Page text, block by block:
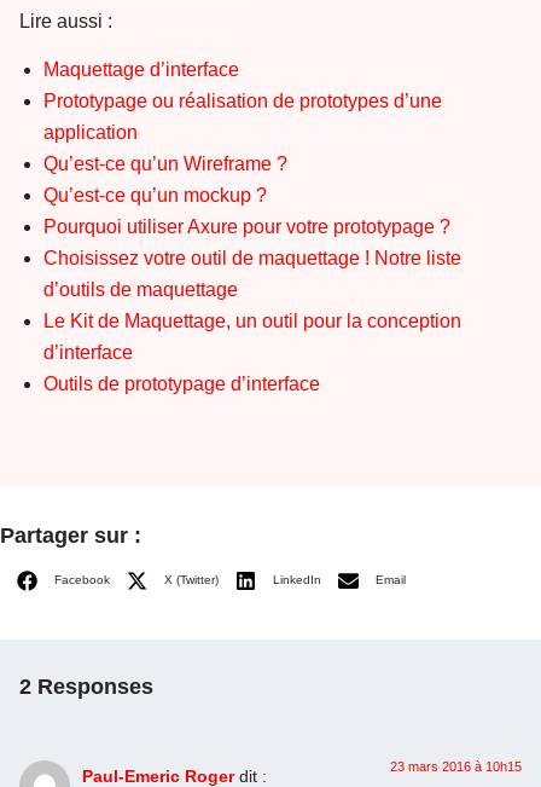
Lire aussi :
Maquettage d’interface
Prototypage ou réalisation de prototypes d’une
application
Qu’est-ce qu’un Wireframe ?
Qu’est-ce qu’un mockup ?
Pourquoi utiliser Axure pour votre prototypage ?
Choisissez votre outil de maquettage ! Notre liste
d’outils de maquettage
Le Kit de Maquettage, un outil pour la conception
d’interface
Outils de prototypage d’interface
Partager sur :
Facebook X (Twitter) LinkedIn Email
2 Responses
Paul-Emeric Roger dit : 23 mars 2016 à 10h15